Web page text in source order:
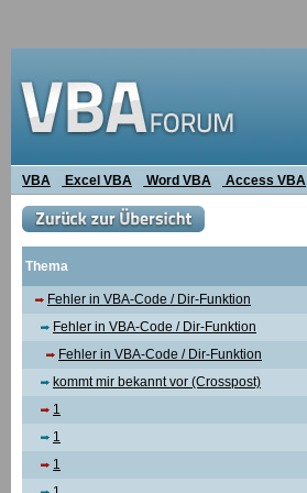
VBA Excel VBA Word VBA Access VBA
Thema
Fehler in VBA-Code / Dir-Funktion
Fehler in VBA-Code / Dir-Funktion
Fehler in VBA-Code / Dir-Funktion
kommt mir bekannt vor (Crosspost)
1
1
1